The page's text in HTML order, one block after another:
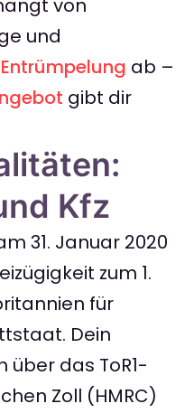
von
und
Entrümpelung ab –
gibt dir
Kfz
31. Januar 2020
zum 1.
für
Dein
das ToR1-
Zoll (HMRC)